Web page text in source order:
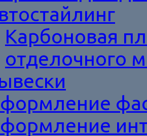
Карбоновая
отделочного